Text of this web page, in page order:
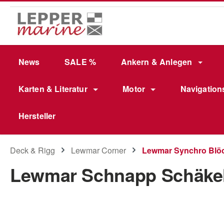
Hauptinhalt springen
Zur Suche springen
Zur Hauptnavigation springen
News SALE % Ankern & Anlegen
Karten & Literatur Motor
Hersteller
Deck & Rigg Lewmar Corner Lewmar Synchro
Lewmar Schnapp